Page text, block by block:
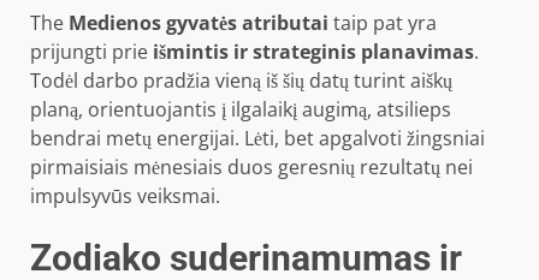
The Medienos gyvatės atributai taip pat yra
prijungti prie išmintis ir strateginis planavimas.
Todėl darbo pradžia vieną iš šių datų turint aiškų
planą, orientuojantis į ilgalaikį augimą, atsilieps
bendrai metų energijai. Lėti, bet apgalvoti žingsniai
pirmaisiais mėnesiais duos geresnių rezultatų nei
impulsyvūs veiksmai.
Zodiako suderinamumas ir